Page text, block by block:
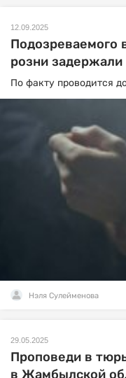
12.09.2025
Подозреваемого
розни задержали
По факту проводится
Нэля Сулейменова
29.05.2025
Проповеди в
в Жамбылской